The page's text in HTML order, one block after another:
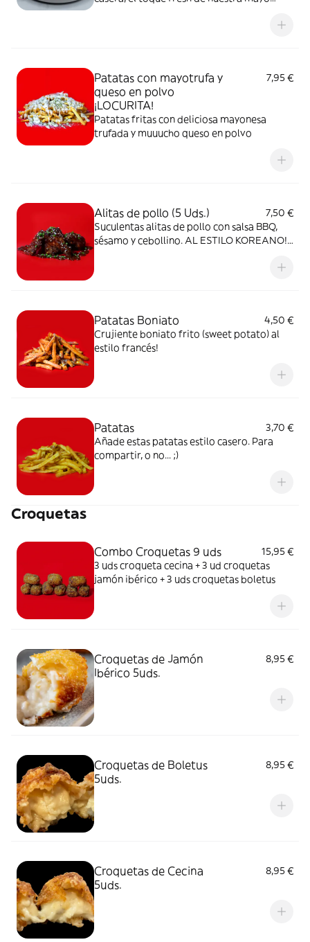
Patatas con mayotrufa y
queso en polvo
¡LOCURITA!
7,95 €
Patatas fritas con deliciosa mayonesa
trufada y muuucho queso en polvo
Alitas de pollo (5 Uds.)
7,50 €
Suculentas alitas de pollo con salsa BBQ,
sésamo y cebollino. AL ESTILO KOREANO!
Patatas Boniato
4,50 €
Crujiente boniato frito (sweet potato) al
estilo francés!
Patatas
3,70 €
Añade estas patatas estilo casero. Para
compartir, o no... ;)
Croquetas
Combo Croquetas 9 uds
15,95 €
3 uds croqueta cecina + 3 ud croquetas
jamón ibérico + 3 uds croquetas boletus
Croquetas de Jamón
Ibérico 5uds.
8,95 €
Croquetas de Boletus
5uds.
8,95 €
Croquetas de Cecina
5uds.
8,95 €